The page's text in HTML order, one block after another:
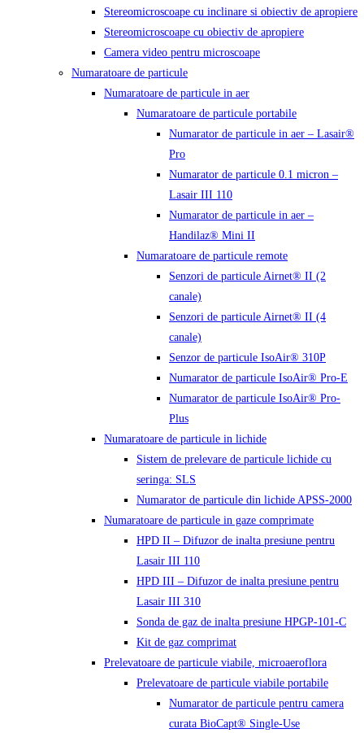
Stereomicroscoape cu inclinare si obiectiv de apropiere
Stereomicroscoape cu obiectiv de apropiere
Camera video pentru microscoape
Numaratoare de particule
Numaratoare de particule in aer
Numaratoare de particule portabile
Numarator de particule in aer – Lasair®
Pro
Numarator de particule 0.1 micron –
Lasair III 110
Numarator de particule in aer –
Handilaz® Mini II
Numaratoare de particule remote
Senzori de particule Airnet® II (2
canale)
Senzori de particule Airnet® II (4
canale)
Senzor de particule IsoAir® 310P
Numarator de particule IsoAir® Pro-E
Numarator de particule IsoAir® Pro-
Plus
Numaratoare de particule in lichide
Sistem de prelevare de particule lichide cu
seringa: SLS
Numarator de particule din lichide APSS-2000
Numaratoare de particule in gaze comprimate
HPD II – Difuzor de inalta presiune pentru
Lasair III 110
HPD III – Difuzor de inalta presiune pentru
Lasair III 310
Sonda de gaz de inalta presiune HPGP-101-C
Kit de gaz comprimat
Prelevatoare de particule viabile, microaeroflora
Prelevatoare de particule viabile portabile
Numarator de particule pentru camera
curata BioCapt® Single-Use